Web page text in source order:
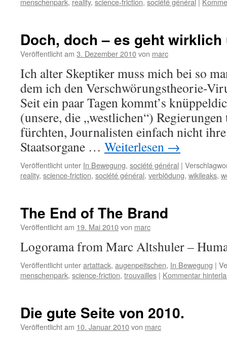
Doch, doch – es geht wirklich
Veröffentlicht am 3. Dezember 2010von marc
Ich alter Skeptiker muss mich bei so
dem ich den Verschwörungstheorie-
Seit ein paar Tagen kommt’s
(unsere, die „westlichen“)
fürchten, Journalisten einfach nicht
Staatsorgane … Weiterlesen →
Veröffentlicht unter In Bewegung, société général |
reality, science-friction, société général, verblödung, wikileaks,
The End of The Brand
Veröffentlicht am 19. Mai 2010von marc
Logorama from Marc Altshuler –
Veröffentlicht unterartattack, augenpeitschen, In Bewegung |
menschenpark, science-friction, trouvailles | Kommentar
Die gute Seite von 2010.
Veröffentlicht am 10. Januar 2010von marc